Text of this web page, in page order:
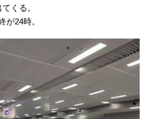
くる。
が24時。